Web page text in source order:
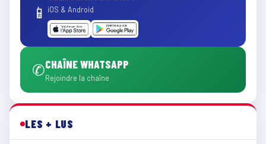
📱 iOS & Android
✆CHAÎNE WHATSAPP
Rejoindre la chaîne
LES + LUS